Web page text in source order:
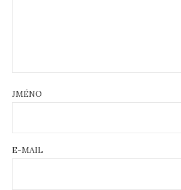
JMÉNO
E-MAIL